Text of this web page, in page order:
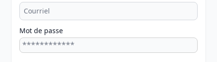
Mot de passe